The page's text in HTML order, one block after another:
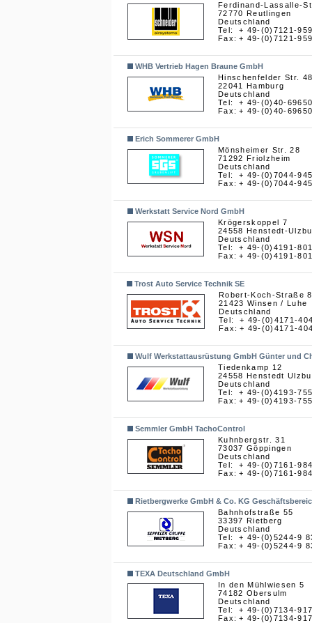
Ferdinand-Lassalle-
72770 Reutlingen
Deutschland
Tel:
Fax:
+ 49-(0)7121-
+ 49-(0)7121-
WHB Vertrieb Hagen Braune GmbH
Hinschenfelder Str.
22041 Hamburg
Deutschland
Tel:
Fax:
+ 49-(0)40-
+ 49-(0)40-
Erich Sommerer GmbH
Mönsheimer Str. 28
71292 Friolzheim
Deutschland
Tel:
Fax:
+ 49-(0)7044-
+ 49-(0)7044-
Werkstatt Service Nord GmbH
Krögerskoppel 7
24558 Henstedt-
Deutschland
Tel:
Fax:
+ 49-(0)4191-
+ 49-(0)4191-
Trost Auto Service Technik SE
Robert-Koch-Straße 8
21423 Winsen / Luhe
Deutschland
Tel:
Fax:
+ 49-(0)4171-
+ 49-(0)4171-
Wulf Werkstattausrüstung GmbH Günter und
Tiedenkamp 12
24558 Henstedt
Deutschland
Tel:
Fax:
+ 49-(0)4193-
+ 49-(0)4193-
Semmler GmbH TachoControl
Kuhnbergstr. 31
73037 Göppingen
Deutschland
Tel:
Fax:
+ 49-(0)7161-
+ 49-(0)7161-
Rietbergwerke GmbH & Co. KG
Bahnhofstraße 55
33397 Rietberg
Deutschland
Tel:
Fax:
+ 49-(0)5244-9
+ 49-(0)5244-9
TEXA Deutschland GmbH
In den Mühlwiesen 5
74182 Obersulm
Deutschland
Tel:
Fax:
+ 49-(0)7134-
+ 49-(0)7134-